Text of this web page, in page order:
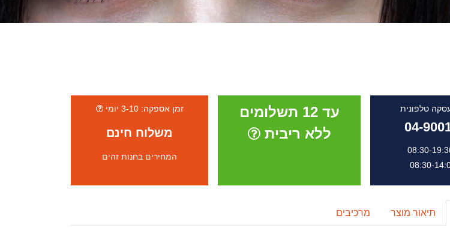
טלפונית
04-
עד 12 תשלומים
ללא ריבית
זמן אספקה: 3-10 יומי
משלוח חינם
המחירים בחנות זהים
תיאור מוצר מרכיבים